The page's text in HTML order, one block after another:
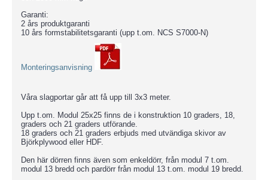
Garanti:
2 års produktgaranti
10 års formstabilitetsgaranti (upp t.om. NCS S7000-N)
Monteringsanvisning
Våra slagportar går att få upp till 3x3 meter.
Upp t.om. Modul 25x25 finns de i konstruktion 10 graders, 18,
graders och 21 graders utförande.
18 graders och 21 graders erbjuds med utvändiga skivor av
Björkplywood eller HDF.
Den här dörren finns även som enkeldörr, från modul 7 t.om.
modul 13 bredd och pardörr från modul 13 t.om. modul 19 bredd.